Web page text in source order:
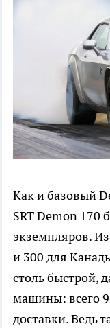
Как и базовый
SRT Demon 170
экземпляров.
и 300 для
столь быстрой,
машины: всего
доставки. Ведь